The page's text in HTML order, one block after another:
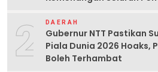
2 DAERAH
Gubernur NTT Pastikan
Piala Dunia 2026 Hoaks,
Boleh Terhambat